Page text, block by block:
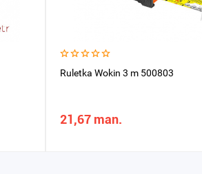
Ruletka Wokin 3 m 500803
21,67 man.